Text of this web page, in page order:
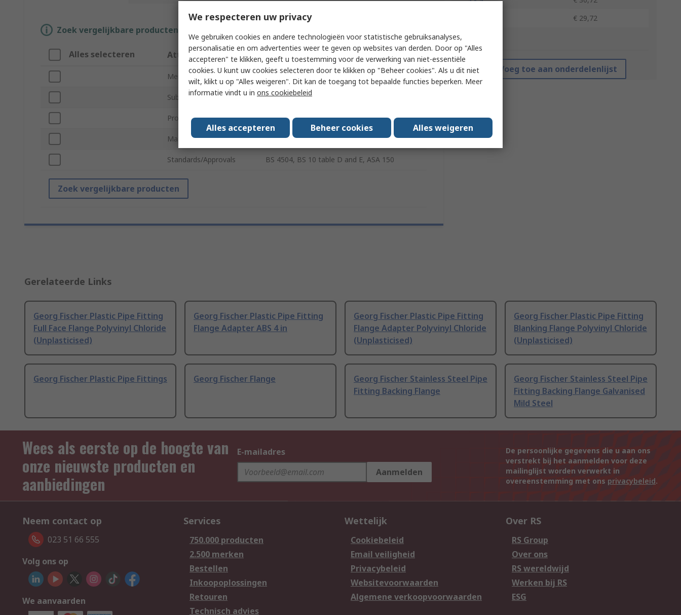
€ 29,72
*prijsindicatie
Voeg toe aan onderdelenlijst
Zoek vergelijkbare producten door een of meer kenmerken te selecteren.
Alles selecteren Attribuut Waarde
Merk Georg Fischer
Sub Type Full Face Flange
Product Type Plastic Pipe Fitting
Material ABS
Standards/Approvals BS 4504, BS 10 table D and E, ASA 150
Zoek vergelijkbare producten
Gerelateerde Links
Georg Fischer Plastic Pipe Fitting
Full Face Flange Polyvinyl Chloride
(Unplasticised)
Georg Fischer Plastic Pipe Fitting
Flange Adapter ABS 4 in
Georg Fischer Plastic Pipe Fitting
Flange Adapter Polyvinyl Chloride
(Unplasticised)
Georg Fischer Plastic Pipe Fitting
Blanking Flange Polyvinyl Chloride
(Unplasticised)
Georg Fischer Plastic Pipe Fittings Georg Fischer Flange
Georg Fischer Stainless Steel Pipe
Fitting Backing Flange
Georg Fischer Stainless Steel Pipe
Fitting Backing Flange Galvanised
Mild Steel
Wees als eerste op de hoogte van
onze nieuwste producten en
aanbiedingen
E-mailadres
Aanmelden
De persoonlijke gegevens die u aan ons
verstrekt bij het aanmelden voor deze
mailinglijst worden verwerkt in
overeenstemming met ons privacybeleid.
Neem contact op
023 51 66 555
Volg ons op
We aanvaarden
Services
750.000 producten
2.500 merken
Bestellen
Inkoopoplossingen
Retouren
Technisch advies
Wettelijk
Cookiebeleid
Email veiligheid
Privacybeleid
Websitevoorwaarden
Algemene verkoopvoorwaarden
Over RS
RS Group
Over ons
RS wereldwijd
Werken bij RS
ESG
We respecteren uw privacy
We gebruiken cookies en andere technologieën voor statistische gebruiksanalyses,
personalisatie en om advertenties weer te geven op websites van derden. Door op "Alles
accepteren" te klikken, geeft u toestemming voor de verwerking van niet-essentiële
cookies. U kunt uw cookies selecteren door te klikken op "Beheer cookies". Als u dit niet
wilt, klikt u op "Alles weigeren". Dit kan de toegang tot bepaalde functies beperken. Meer
informatie vindt u in ons cookiebeleid
Alles accepteren Beheer cookies Alles weigeren